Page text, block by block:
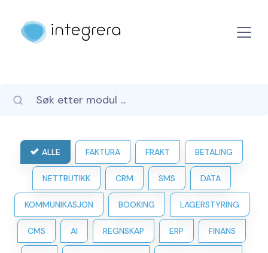
ALLE FAKTURA FRAKT BETALING
NETTBUTIKK CRM SMS DATA
KOMMUNIKASJON BOOKING LAGERSTYRING
CMS AI REGNSKAP ERP FINANS